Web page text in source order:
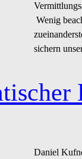
Wenig
sichern
Daniel